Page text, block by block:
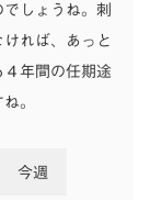
しょうね。刺
れば、あっと
年間の任期途
。
今週